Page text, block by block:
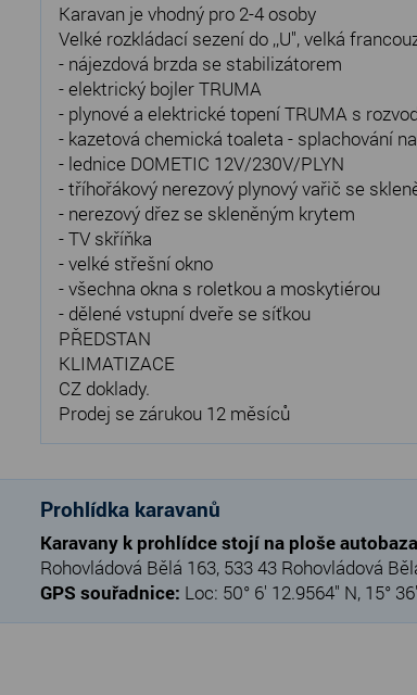
Karavan je vhodný pro 2-4 osoby
Velké rozkládací sezení do ,,U", velká
- nájezdová brzda se stabilizátorem
- elektrický bojler TRUMA
- plynové a elektrické topení TRUMA s
- kazetová chemická toaleta - splachování
- lednice DOMETIC 12V/230V/PLYN
- tříhořákový nerezový plynový vařič se
- nerezový dřez se skleněným krytem
- TV skříňka
- velké střešní okno
- všechna okna s roletkou a moskytiérou
- dělené vstupní dveře se síťkou
PŘEDSTAN
KLIMATIZACE
CZ doklady.
Prodej se zárukou 12 měsíců
Prohlídka karavanů
Karavany k prohlídce stojí na ploše
Rohovládová Bělá 163, 533 43 Rohovládová
GPS souřadnice: Loc: 50° 6' 12.9564" N, 15°